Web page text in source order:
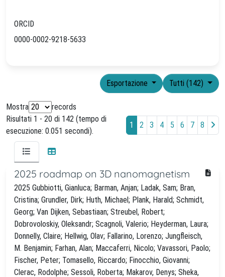
ORCID
0000-0002-9218-5633
Tutti (142)
Esportazione
Mostra
records
Risultati 1 - 20 di 142 (tempo di
esecuzione: 0.051 secondi).
1 2 3 4 5 6 7 8
2025 roadmap on 3D nanomagnetism
2025 Gubbiotti, Gianluca; Barman, Anjan; Ladak, Sam; Bran,
Cristina; Grundler, Dirk; Huth, Michael; Plank, Harald; Schmidt,
Georg; Van Dijken, Sebastiaan; Streubel, Robert;
Dobrovoloskiy, Oleksandr; Scagnoli, Valerio; Heyderman, Laura;
Donnelly, Claire; Hellwig, Olav; Fallarino, Lorenzo; Jungfleisch,
M. Benjamin; Farhan, Alan; Maccaferri, Nicolo; Vavassori, Paolo;
Fischer, Peter; Tomasello, Riccardo; Finocchio, Giovanni;
Clerac, Rodolphe; Sessoli, Roberta; Makarov, Denys; Sheka,